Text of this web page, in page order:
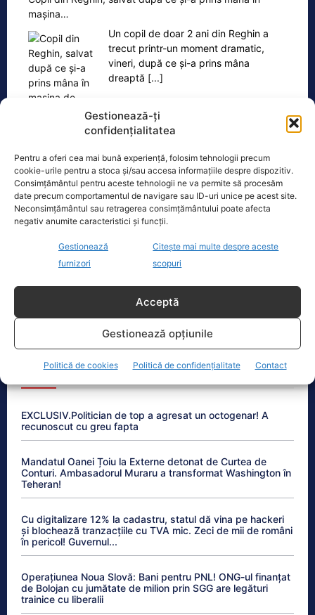
Gestionează-ți
confidențialitatea
Pentru a oferi cea mai bună experiență, folosim tehnologii precum
cookie-urile pentru a stoca și/sau accesa informațiile despre dispozitiv.
Consimțământul pentru aceste tehnologii ne va permite să procesăm
date precum comportamentul de navigare sau ID-uri unice pe acest site.
Neconsimțământul sau retragerea consimțământului poate afecta
negativ anumite caracteristici și funcții.
Gestionează
furnizori
Citește mai multe despre aceste
scopuri
Acceptă
Gestionează opțiunile
Politică de cookies Politică de confidențialitate Contact
mașina…
Un copil de doar 2 ani din Reghin a
trecut printr-un moment dramatic,
vineri, după ce și-a prins mâna
dreaptă [...]
Ultimele știri
Adrian Câciu se arată contrariat de haosul generat
de PNL și USR: Au votat legea și apoi o atacă la CCR.
Ăsta e bipolarism...
Cât de departe e România de adoptarea euro.
Avertismentele profesorului Cristian Păun
Guvernul pregătește măsuri pentru criza energetică.
Planuri de limitare a consumului industrial
Anchetele Lumea Politică
EXCLUSIV.Politician de top a agresat un octogenar! A
recunoscut cu greu fapta
Mandatul Oanei Țoiu la Externe detonat de Curtea de
Conturi. Ambasadorul Muraru a transformat Washington în
Teheran!
Cu digitalizare 12% la cadastru, statul dă vina pe hackeri
și blochează tranzacțiile cu TVA mic. Zeci de mii de români
în pericol! Guvernul...
Operațiunea Noua Slovă: Bani pentru PNL! ONG-ul finanțat
de Bolojan cu jumătate de milion prin SGG are legături
trainice cu liberalii